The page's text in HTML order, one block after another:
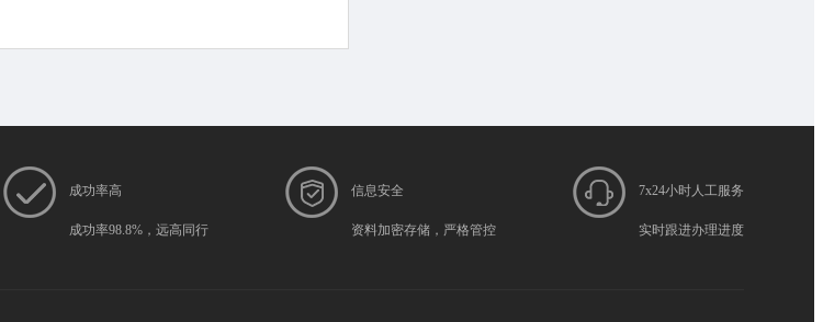
成功率高
成功率98.8%，远高同行
信息安全
资料加密存储，严格管控
7x24小时人工服务
实时跟进办理进度